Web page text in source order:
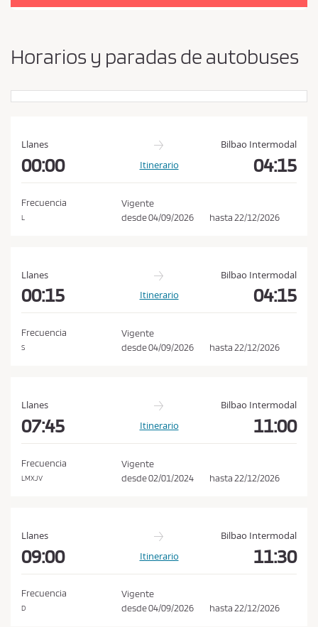
r
i
n
d
e
e
l
s
i
i
d
e
c
a
y
p
Horarios y paradas de autobuses
Llanes Bilbao Intermodal
00:00 Itinerario 04:15
Frecuencia
L
Vigente
desde04/09/2026 hasta 22/12/2026
Llanes Bilbao Intermodal
00:15 Itinerario 04:15
Frecuencia
S
Vigente
desde04/09/2026 hasta 22/12/2026
Llanes Bilbao Intermodal
07:45 Itinerario 11:00
Frecuencia
LMXJV
Vigente
desde02/01/2024 hasta 22/12/2026
Llanes Bilbao Intermodal
09:00 Itinerario 11:30
Frecuencia
D
Vigente
desde04/09/2026 hasta22/12/2026